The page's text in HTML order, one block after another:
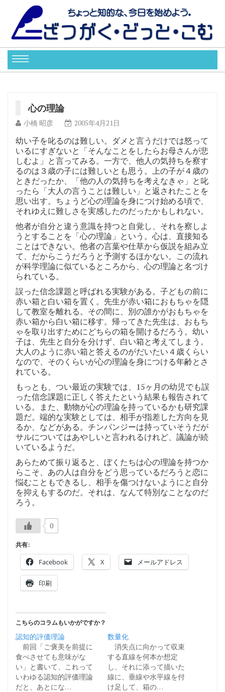
心の理論
小橋 昭彦 2005年4月21日
幼い子を叱るのは難しい。ダメと言うだけでは怒って
いるにすぎないと「そんなことをしたらお母さんが悲
しむよ」と言ってみる。一方で、他人の気持ちを察す
るのは３歳の子には難しいとも思う。上の子が４歳の
ときだったか、「他の人の気持ちを考えなきゃ」と叱
ったら「大人の言うことは難しい」と返されたことを
思い出す。ちょうど心の理論を身につけ始める頃で、
それゆえに難しさを実感したのだったかもしれない。
他者が自分と違う意識を持つと自覚し、それを察しよ
うとすることを「心の理論」という。心は、直接知る
ことはできない。他者の言葉や仕草から仮説を組み立
て、だからこうだろうと予測するほかない。この流れ
が科学理論に似ているところから、心の理論と名づけ
られている。
誤った信念課題と呼ばれる実験がある。子どもの前に
赤い箱と白い箱を置く。先生が赤い箱におもちゃを隠
して教室を離れる。その間に、別の誰かがおもちゃを
赤い箱から白い箱に移す。帰ってきた先生は、おもち
ゃを取り出すためにどちらの箱を開けるだろう。幼い
子は、先生と自分を分けず、白い箱と考えてしまう。
大人のように赤い箱と答えるのがだいたい４歳くらい
なので、そのくらいが心の理論を身につける年齢とさ
れている。
もっとも、つい最近の実験では、15ヶ月の幼児でも誤
った信念課題に正しく答えたという結果も報告されて
いる。また、動物が心の理論を持っているかも研究課
題だ。端的な実験としては、相手が指差した方向を見
るか、などがある。チンパンジーは持っていそうだが
サルについてはあやしいと言われるけれど、議論が続
いているようだ。
あらためて振り返ると、ぼくたちは心の理論を持つか
らこそ、あの人は自分をどう思っているだろうと恋に
悩むこともできるし、相手を傷つけないようにと自分
を抑えもするのだ。それは、なんて特別なことなのだ
ろう。
0
共有:
Facebook X メールアドレス
印刷
こちらのコラムもいかがですか？
認知的評価理論
前回「ご褒美を前提に
食べさせても意味がな
い」と書いて、これって
いわゆる認知的評価理論
だと、あとにな…
数量化
消失点に向かって収束
する直線を何本か想定
し、それに添って描いた
線に、垂線や水平線を付
け足して、箱の…